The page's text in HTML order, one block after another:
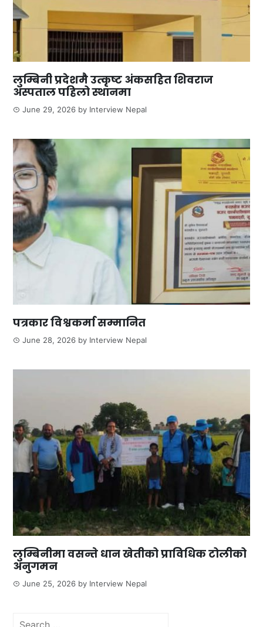
लुम्बिनी प्रदेशमै उत्कृष्ट अंकसहित शिवराज
अस्पताल पहिलो स्थानमा
June 29, 2026 by Interview Nepal
पत्रकार विश्वकर्मा सम्मानित
June 28, 2026 by Interview Nepal
लुम्बिनीमा वसन्ते धान खेतीको प्राविधिक टोलीको
अनुगमन
June 25, 2026 by Interview Nepal
Search